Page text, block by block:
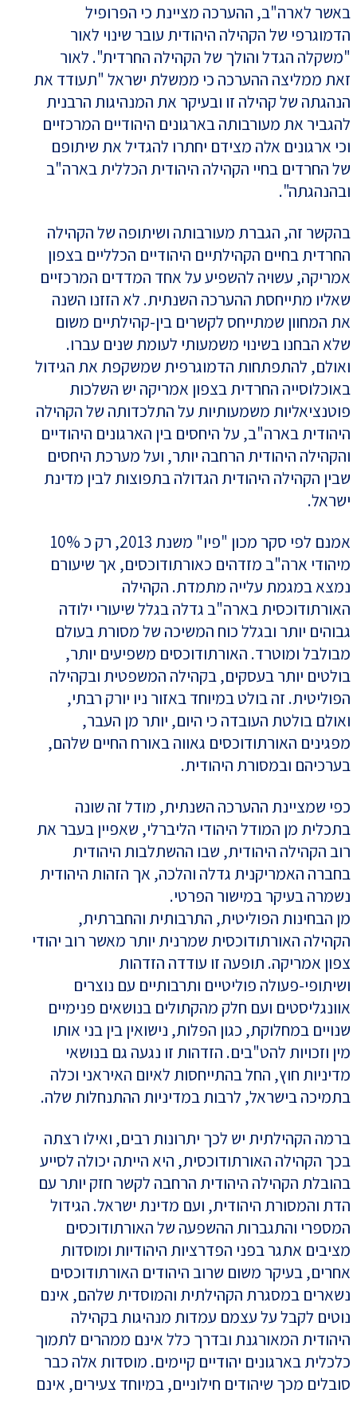
באשר לארה"ב, ההערכה מציינת כי הפרופיל
הדמוגרפי של הקהילה היהודית עובר שינוי לאור
"משקלה הגדל והולך של הקהילה החרדית". לאור
זאת ממליצה ההערכה כי ממשלת ישראל "תעודד את
הנהגתה של קהילה זו ובעיקר את המנהיגות הרבנית
להגביר את מעורבותה בארגונים היהודיים המרכזיים
וכי ארגונים אלה מצידם יחתרו להגדיל את שיתופם
של החרדים בחיי הקהילה היהודית הכללית בארה"ב
ובהנהגתה".
בהקשר זה, הגברת מעורבותה ושיתופה של הקהילה
החרדית בחיים הקהילתיים היהודיים הכלליים בצפון
אמריקה, עשויה להשפיע על אחד המדדים המרכזיים
שאליו מתייחסת ההערכה השנתית. לא הזזנו השנה
את המחוון שמתייחס לקשרים בין-קהילתיים משום
שלא הבחנו בשינוי משמעותי לעומת שנים עברו.
ואולם, להתפתחות הדמוגרפית שמשקפת את הגידול
באוכלוסייה החרדית בצפון אמריקה יש השלכות
פוטנציאליות משמעותיות על התלכדותה של הקהילה
היהודית בארה"ב, על היחסים בין הארגונים היהודיים
והקהילה היהודית הרחבה יותר, ועל מערכת היחסים
שבין הקהילה היהודית הגדולה בתפוצות לבין מדינת
ישראל.
אמנם לפי סקר מכון "פיו" משנת 2013, רק כ 10%
מיהודי ארה"ב מזדהים כאורתודוכסים, אך שיעורם
נמצא במגמת עלייה מתמדת. הקהילה
האורתודוכסית בארה"ב גדלה בגלל שיעורי ילודה
גבוהים יותר ובגלל כוח המשיכה של מסורת בעולם
מבולבל ומוטרד. האורתודוכסים משפיעים יותר,
בולטים יותר בעסקים, בקהילה המשפטית ובקהילה
הפוליטית. זה בולט במיוחד באזור ניו יורק רבתי,
ואולם בולטת העובדה כי היום, יותר מן העבר,
מפגינים האורתודוכסים גאווה באורח החיים שלהם,
בערכיהם ובמסורת היהודית.
כפי שמציינת ההערכה השנתית, מודל זה שונה
בתכלית מן המודל היהודי הליברלי, שאפיין בעבר את
רוב הקהילה היהודית, שבו ההשתלבות היהודית
בחברה האמריקנית גדלה והלכה, אך הזהות היהודית
נשמרה בעיקר במישור הפרטי.
מן הבחינות הפוליטית, התרבותית והחברתית,
הקהילה האורתודוכסית שמרנית יותר מאשר רוב יהודי
צפון אמריקה. תופעה זו עודדה הזדהות
ושיתופי-פעולה פוליטיים ותרבותיים עם נוצרים
אוונגליסטים ועם חלק מהקתולים בנושאים פנימיים
שנויים במחלוקת, כגון הפלות, נישואין בין בני אותו
מין וזכויות להט"בים. הזדהות זו נגעה גם בנושאי
מדיניות חוץ, החל בהתייחסות לאיום האיראני וכלה
בתמיכה בישראל, לרבות במדיניות ההתנחלות שלה.
ברמה הקהילתית יש לכך יתרונות רבים, ואילו רצתה
בכך הקהילה האורתודוכסית, היא הייתה יכולה לסייע
בהובלת הקהילה היהודית הרחבה לקשר חזק יותר עם
הדת והמסורת היהודית, ועם מדינת ישראל. הגידול
המספרי והתגברות ההשפעה של האורתודוכסים
מציבים אתגר בפני הפדרציות היהודיות ומוסדות
אחרים, בעיקר משום שרוב היהודים האורתודוכסים
נשארים במסגרת הקהילתית והמוסדית שלהם, אינם
נוטים לקבל על עצמם עמדות מנהיגות בקהילה
היהודית המאורגנת ובדרך כלל אינם ממהרים לתמוך
כלכלית בארגונים יהודיים קיימים. מוסדות אלה כבר
סובלים מכך שיהודים חילוניים, במיוחד צעירים, אינם